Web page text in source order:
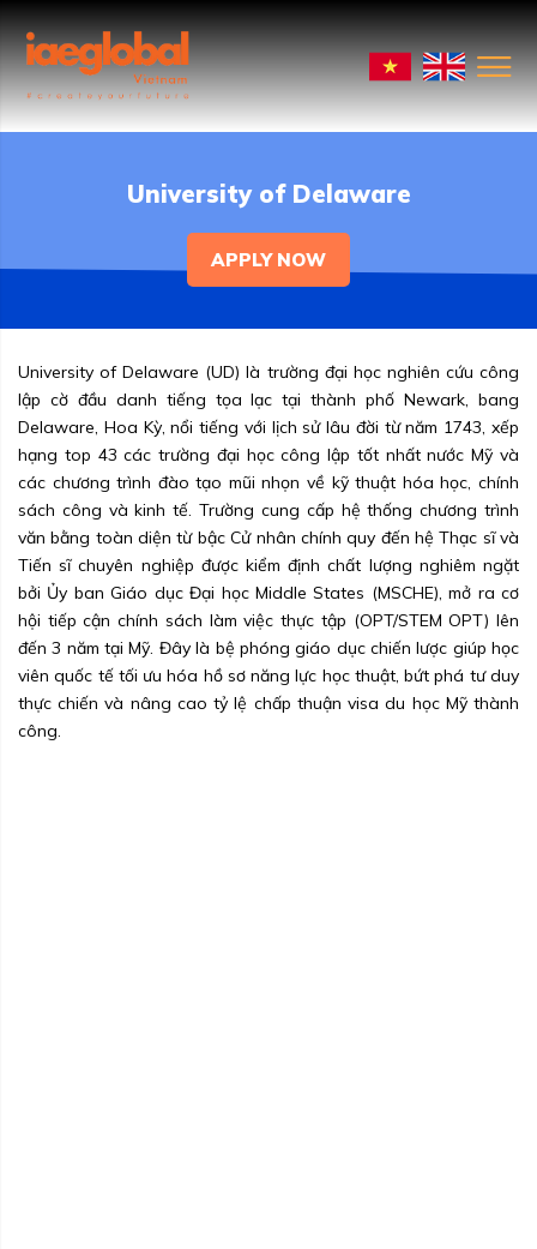
University of Delaware
APPLY NOW
University of Delaware (UD) là trường đại học nghiên cứu công
lập cờ đầu danh tiếng tọa lạc tại thành phố Newark, bang
Delaware, Hoa Kỳ, nổi tiếng với lịch sử lâu đời từ năm 1743, xếp
hạng top 43 các trường đại học công lập tốt nhất nước Mỹ và
các chương trình đào tạo mũi nhọn về kỹ thuật hóa học, chính
sách công và kinh tế. Trường cung cấp hệ thống chương trình
văn bằng toàn diện từ bậc Cử nhân chính quy đến hệ Thạc sĩ và
Tiến sĩ chuyên nghiệp được kiểm định chất lượng nghiêm ngặt
bởi Ủy ban Giáo dục Đại học Middle States (MSCHE), mở ra cơ
hội tiếp cận chính sách làm việc thực tập (OPT/STEM OPT) lên
đến 3 năm tại Mỹ. Đây là bệ phóng giáo dục chiến lược giúp học
viên quốc tế tối ưu hóa hồ sơ năng lực học thuật, bứt phá tư duy
thực chiến và nâng cao tỷ lệ chấp thuận visa du học Mỹ thành
công.